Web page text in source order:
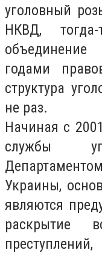
уголовный
НКВД,
годами
структура
не раз.
Начиная с
службы
Украины,
являются
раскрытие